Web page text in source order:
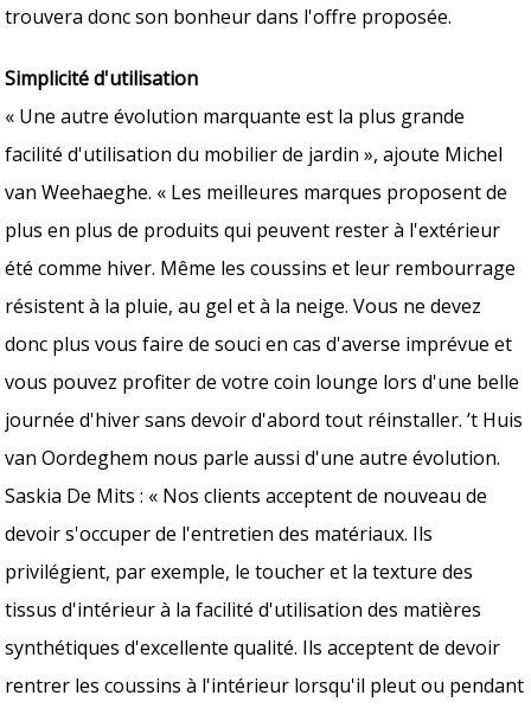
trouvera donc son bonheur dans l'offre proposée.
Simplicité d'utilisation
« Une autre évolution marquante est la plus grande
facilité d'utilisation du mobilier de jardin », ajoute Michel
van Weehaeghe. « Les meilleures marques proposent de
plus en plus de produits qui peuvent rester à l'extérieur
été comme hiver. Même les coussins et leur rembourrage
résistent à la pluie, au gel et à la neige. Vous ne devez
donc plus vous faire de souci en cas d'averse imprévue et
vous pouvez profiter de votre coin lounge lors d'une belle
journée d'hiver sans devoir d'abord tout réinstaller. ’t Huis
van Oordeghem nous parle aussi d'une autre évolution.
Saskia De Mits : « Nos clients acceptent de nouveau de
devoir s'occuper de l'entretien des matériaux. Ils
privilégient, par exemple, le toucher et la texture des
tissus d'intérieur à la facilité d'utilisation des matières
synthétiques d'excellente qualité. Ils acceptent de devoir
rentrer les coussins à l'intérieur lorsqu'il pleut ou pendant